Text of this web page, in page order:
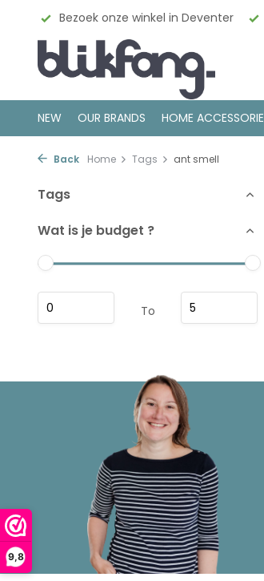
9,8
Bezoek onze winkel in Deventer
NEW OUR BRANDS HOME
Back Home Tags ant smell
Tags
Wat is je budget ?
To